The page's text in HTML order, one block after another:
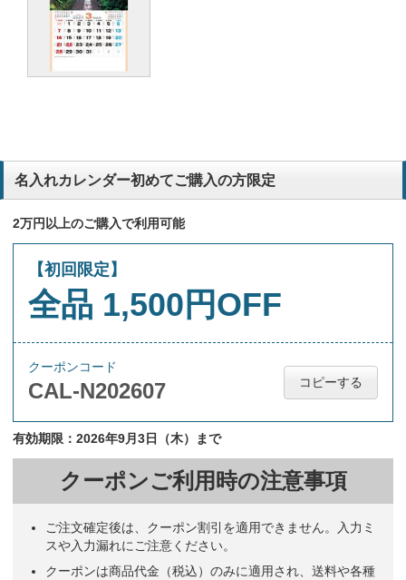
名入れカレンダー初めてご購入の方限定
2万円以上のご購入で利用可能
【初回限定】
全品 1,500円OFF
クーポンコード
CAL-N202607 コピーする
有効期限：2026年9月3日（木）まで
クーポンご利用時の注意事項
ご注文確定後は、クーポン割引を適用できません。入力ミ
スや入力漏れにご注意ください。
クーポンは商品代金（税込）のみに適用され、送料や各種